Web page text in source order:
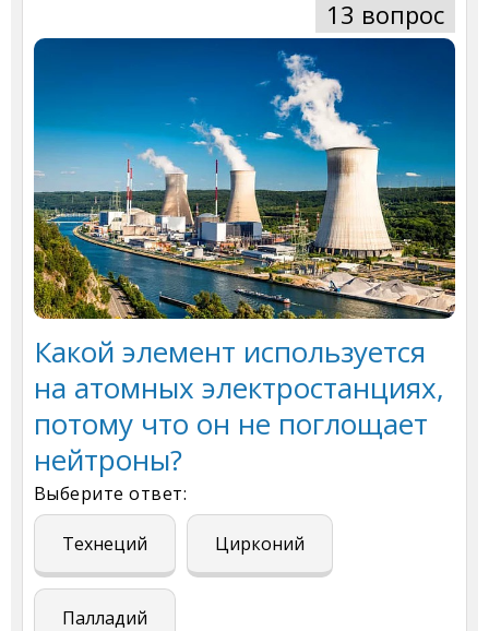
13 вопрос
Какой элемент используется
на атомных электростанциях,
потому что он не поглощает
нейтроны?
Выберите ответ:
Технеций Цирконий
Палладий